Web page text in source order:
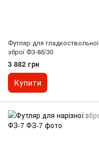
Футляр для гладкоствольної
зброї ФЗ-8б/30
3 882 грн
Купити